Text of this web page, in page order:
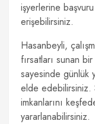
işyerlerine
erişebilirsiniz.
Hasanbeyli,
fırsatları sunan
sayesinde günlük
elde edebilirsiniz.
imkanlarını
yararlanabilirsiniz.